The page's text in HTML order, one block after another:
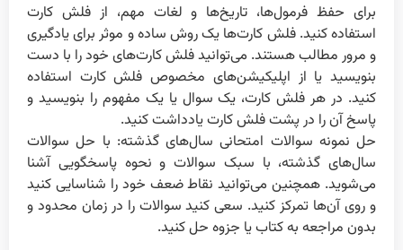
برای حفظ فرمول‌ها، تاریخ‌ها و لغات مهم، از فلش کارت
استفاده کنید. فلش کارت‌ها یک روش ساده و موثر برای یادگیری
و مرور مطالب هستند. می‌توانید فلش کارت‌های خود را با دست
بنویسید یا از اپلیکیشن‌های مخصوص فلش کارت استفاده
کنید. در هر فلش کارت، یک سوال یا یک مفهوم را بنویسید و
پاسخ آن را در پشت فلش کارت یادداشت کنید.
حل نمونه سوالات امتحانی سال‌های گذشته: با حل سوالات
سال‌های گذشته، با سبک سوالات و نحوه پاسخگویی آشنا
می‌شوید. همچنین می‌توانید نقاط ضعف خود را شناسایی کنید
و روی آن‌ها تمرکز کنید. سعی کنید سوالات را در زمان محدود و
بدون مراجعه به کتاب یا جزوه حل کنید.